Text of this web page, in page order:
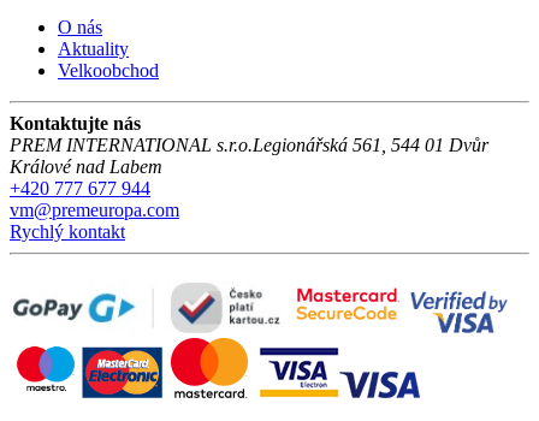
O nás
Aktuality
Velkoobchod
Kontaktujte nás
PREM INTERNATIONAL s.r.o.Legionářská 561, 544 01 Dvůr
Králové nad Labem
+420 777 677 944
vm@premeuropa.com
Rychlý kontakt